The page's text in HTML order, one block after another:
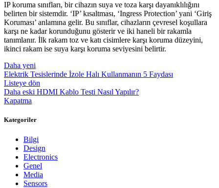
IP koruma sınıfları, bir cihazın suya ve toza karşı dayanıklılığını
belirten bir sistemdir. ‘IP’ kısaltması, ‘Ingress Protection’ yani ‘Giriş
Koruması’ anlamına gelir. Bu sınıflar, cihazların çevresel koşullara
karşı ne kadar korunduğunu gösterir ve iki haneli bir rakamla
tanımlanır. İlk rakam toz ve katı cisimlere karşı koruma düzeyini,
ikinci rakam ise suya karşı koruma seviyesini belirtir.
Daha yeni
Elektrik Tesislerinde İzole Halı Kullanmanın 5 Faydası
Listeye dön
Daha eski HDMI Kablo Testi Nasıl Yapılır?
Kapatma
Kategoriler
Bilgi
Design
Electronics
Genel
Media
Sensors